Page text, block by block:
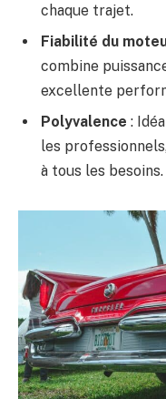
chaque trajet.
Fiabilité du
combine
excellente
Polyvalence :
les
à tous les besoins.